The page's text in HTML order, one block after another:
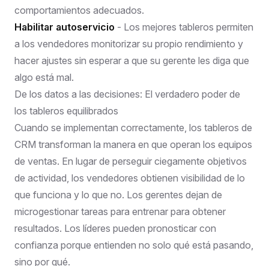
comportamientos adecuados.
Habilitar autoservicio - Los mejores tableros permiten
a los vendedores monitorizar su propio rendimiento y
hacer ajustes sin esperar a que su gerente les diga que
algo está mal.
De los datos a las decisiones: El verdadero poder de
los tableros equilibrados
Cuando se implementan correctamente, los tableros de
CRM transforman la manera en que operan los equipos
de ventas. En lugar de perseguir ciegamente objetivos
de actividad, los vendedores obtienen visibilidad de lo
que funciona y lo que no. Los gerentes dejan de
microgestionar tareas para entrenar para obtener
resultados. Los líderes pueden pronosticar con
confianza porque entienden no solo qué está pasando,
sino por qué.